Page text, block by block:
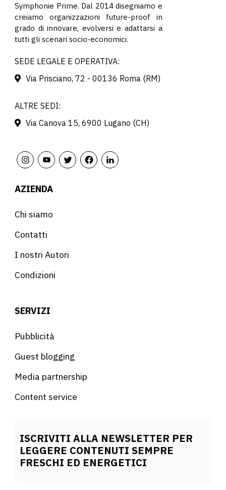
Symphonie Prime. Dal 2014 disegniamo e
creiamo organizzazioni future-proof in
grado di innovare, evolversi e adattarsi a
tutti gli scenari socio-economici.
SEDE LEGALE E OPERATIVA:
Via Prisciano, 72 - 00136 Roma (RM)
ALTRE SEDI:
Via Canova 15, 6900 Lugano (CH)
AZIENDA
Chi siamo
Contatti
I nostri Autori
Condizioni
SERVIZI
Pubblicità
Guest blogging
Media partnership
Content service
ISCRIVITI ALLA NEWSLETTER PER
LEGGERE CONTENUTI SEMPRE
FRESCHI ED ENERGETICI